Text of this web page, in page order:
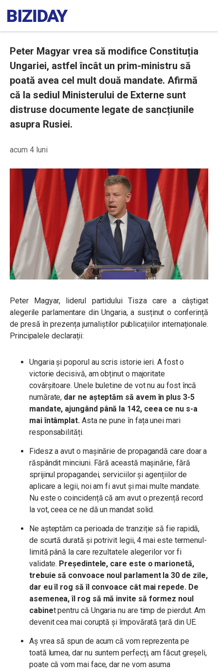
Peter Magyar vrea să modifice Constituția
Ungariei, astfel încât un prim-ministru să
poată avea cel mult două mandate. Afirmă
că la sediul Ministerului de Externe sunt
distruse documente legate de sancțiunile
asupra Rusiei.
acum 4 luni
Peter Magyar, liderul partidului Tisza care a câștigat
alegerile parlamentare din Ungaria, a susținut o conferință
de presă în prezența jurnaliștilor publicațiilor internaționale.
Principalele declarații:
Ungaria și poporul au scris istorie ieri. A fost o
victorie decisivă, am obținut o majoritate
covârșitoare. Unele buletine de vot nu au fost încă
numărate, dar ne așteptăm să avem în plus 3-5
mandate, ajungând până la 142, ceea ce nu s-a
mai întâmplat. Asta ne pune în fața unei mari
responsabilități.
Fidesz a avut o mașinărie de propagandă care doar a
răspândit minciuni. Fără această mașinărie, fără
sprijinul propagandei, serviciilor și agențiilor de
aplicare a legii, noi am fi avut și mai multe mandate.
Nu este o coincidență că am avut o prezență record
la vot, ceea ce ne dă un mandat solid.
Ne așteptăm ca perioada de tranziție să fie rapidă,
de scurtă durată și potrivit legii, 4 mai este termenul-
limită până la care rezultatele alegerilor vor fi
validate. Președintele, care este o marionetă,
trebuie să convoace noul parlament la 30 de zile,
dar eu îl rog să îl convoace cât mai repede. De
asemenea, îl rog să mă invite să formez noul
cabinet pentru că Ungaria nu are timp de pierdut. Am
devenit cea mai coruptă și împovărată țară din UE.
Aș vrea să spun de acum că vom reprezenta pe
toată lumea, dar nu suntem perfecți, am făcut greșeli,
poate că vom mai face, dar ne vom asuma